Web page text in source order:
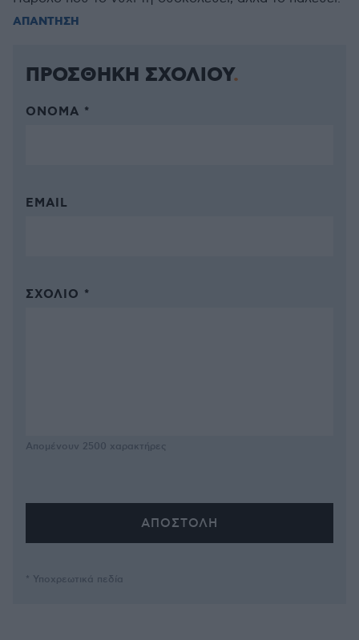
ΑΠΑΝΤΗΣΗ
ΠΡΟΣΘΗΚΗ ΣΧΟΛΙΟΥ
ΌΝΟΜΑ *
EMAIL
ΣΧΌΛΙΟ *
Απομένουν 2500 χαρακτήρες
* Υποχρεωτικά πεδία